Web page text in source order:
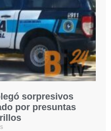
sorpresivos
por presuntas